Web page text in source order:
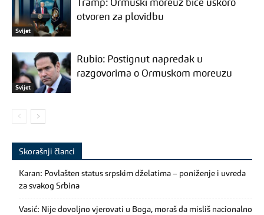
Svijet
Tramp: Ormuski moreuz biće uskoro
otvoren za plovidbu
Svijet
Rubio: Postignut napredak u
razgovorima o Ormuskom moreuzu
Skorašnji članci
Karan: Povlašten status srpskim dželatima – poniženje i uvreda
za svakog Srbina
Vasić: Nije dovoljno vjerovati u Boga, moraš da misliš nacionalno